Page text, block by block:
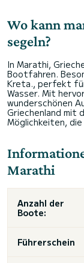
Wo kann
segeln?
In Marathi,
Bootfahren.
Kreta., perfekt
Wasser. Mit
wunderschönen
Griechenland mit
Möglichkeiten, die
Marathi
Anzahl der
Boote:
Führerschein